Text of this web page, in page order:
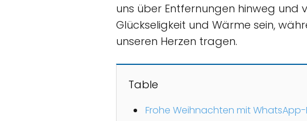
uns über Entfernungen hinweg und
Glückseligkeit und Wärme sein,
unseren Herzen tragen.
Table
Frohe Weihnachten mit